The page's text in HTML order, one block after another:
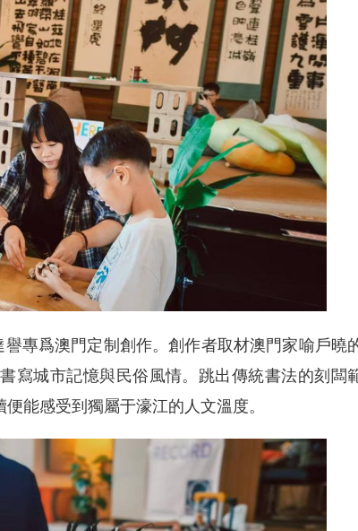
專爲澳門定制創作。創作者取材澳門家喻戶曉
寫城市記憶與民俗風情。跳出傳統書法的刻闆
能感受到獨屬于濠江的人文溫度。